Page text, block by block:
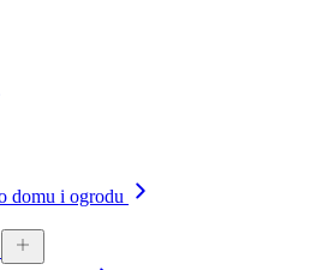
domu i ogrodu